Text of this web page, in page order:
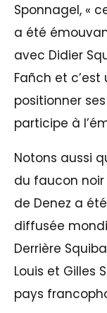
Sponnagel, «
a été
avec Didier
Fañch et
positionner
participe à
Notons aussi
du faucon noir
de Denez a
diffusée
Derrière
Louis et Gilles
pays